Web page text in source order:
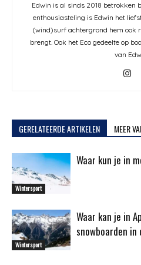
Edwin is al sinds 2018 betrokken
enthousiasteling is Edwin het
(wind)surf achtergrond hem ook
brengt. Ook het Eco gedeelte op
van
GERELATEERDE ARTIKELEN MEER
Wintersport
Waar kun je in
Wintersport
Waar kan je in
snowboarden in